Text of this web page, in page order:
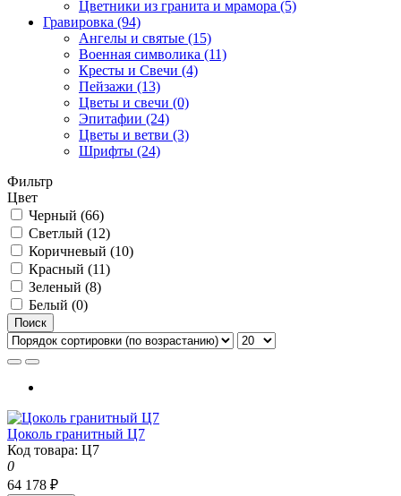
Цветники из гранита и мрамора (5)
Гравировка (94)
Ангелы и святые (15)
Военная символика (11)
Кресты и Свечи (4)
Пейзажи (13)
Цветы и свечи (0)
Эпитафии (24)
Цветы и ветви (3)
Шрифты (24)
Фильтр
Цвет
Черный (66)
Светлый (12)
Коричневый (10)
Красный (11)
Зеленый (8)
Белый (0)
Поиск
Цоколь гранитный Ц7
Код товара: Ц7
0
64 178 ₽